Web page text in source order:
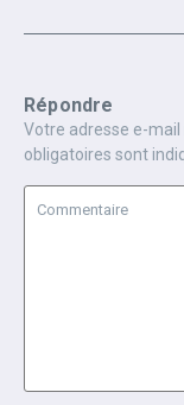
Répondre
Votre adresse e-mail
obligatoires sont